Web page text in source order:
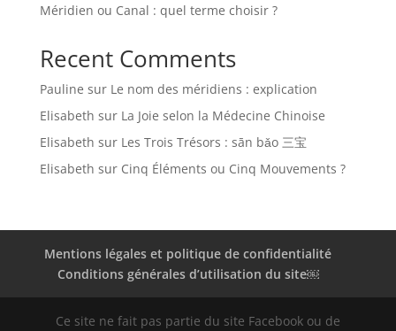
Méridien ou Canal : quel terme choisir ?
Recent Comments
Pauline sur Le nom des méridiens : explication
Elisabeth sur La Joie selon la Médecine Chinoise
Elisabeth sur Les Trois Trésors : sān bǎo 三宝
Elisabeth sur Cinq Éléments ou Cinq Mouvements ?
Mentions légales et politique de confidentialité
Conditions générales d’utilisation du site￼
Ce site ne fait pas partie du site Facebook ou de